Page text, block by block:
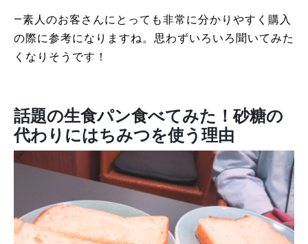
―素人のお客さんにとっても非常に分かりやすく購入
の際に参考になりますね。思わずいろいろ聞いてみた
くなりそうです！
話題の生食パン食べてみた！砂糖の
代わりにはちみつを使う理由